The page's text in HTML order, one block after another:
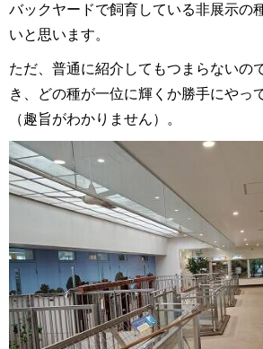
バックヤードで飼育している非展示の
いと思います。
ただ、普通に紹介してもつまらないの
き、どの種が一位に輝くか勝手にやっ
（趣旨がわかりません）。